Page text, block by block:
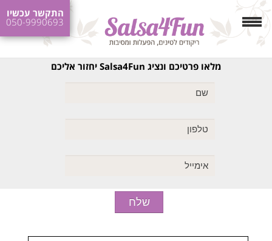
התקשר עכשיו
050-9990693
מלאו פרטיכם ונציג Salsa4Fun יחזור אליכם